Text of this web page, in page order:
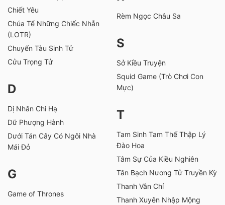
Chiết Yêu
Chúa Tể Những Chiếc Nhẫn
(LOTR)
Chuyến Tàu Sinh Tử
Cửu Trọng Tử
D
Dị Nhân Chi Hạ
Dữ Phượng Hành
Dưới Tán Cây Có Ngôi Nhà
Mái Đỏ
G
Game of Thrones
Rèm Ngọc Châu Sa
S
Sở Kiều Truyện
Squid Game (Trò Chơi Con
Mực)
T
Tam Sinh Tam Thế Thập Lý
Đào Hoa
Tâm Sự Của Kiều Nghiên
Tân Bạch Nương Tử Truyền Kỳ
Thanh Vân Chí
Thanh Xuyên Nhập Mộng